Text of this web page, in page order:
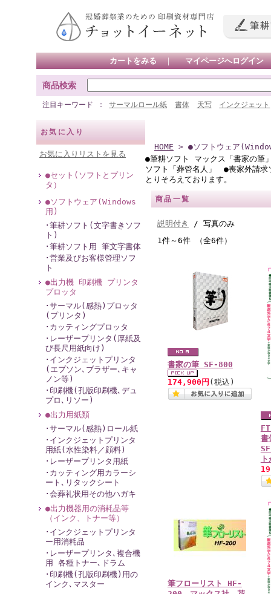
カートをみる ｜ マイページへログイン
商品検索
注目キーワード サーマルロール紙 書体 天写 インクジェット
お気に入り
お気に入りリストを見る
●セット(ソフトとプリン
タ）
●ソフトウェア(Windows
用)
･筆耕ソフト(文字書きソフ
ト)
･筆耕ソフト用 筆文字書体
･営業及びお客様管理ソフ
ト
●出力機 印刷機 プリンタ
プロッタ
･サーマル(感熱)プロッタ
(プリンタ)
･カッティングプロッタ
･レーザープリンタ(厚紙及
び長尺用紙向け)
･インクジェットプリンタ
(エプソン､ブラザー､キャ
ノン等)
･印刷機(孔版印刷機､デュ
プロ､リソー)
●出力用紙類
･サーマル(感熱)ロール紙
･インクジェットプリンタ
用紙(水性染料／顔料)
･レーザープリンタ用紙
･カッティング用カラーシ
ート､リタックシート
･会葬礼状用その他ハガキ
●出力機器用の消耗品等
（インク、トナー等）
･インクジェットプリンタ
ー用消耗品
･レーザープリンタ､複合機
用 各種トナー､ドラム
･印刷機(孔版印刷機)用の
インク､マスター
HOME > ●ソフトウェア
●筆耕ソフト マックス「書家の
ソフト「葬管名人」 ●喪家外請
とりそろえております。
商品一覧
説明付き
/ 写真のみ
1件～6件 （全6件）
書家の筆 SF-800
174,900円 (税込)
書
筆フローリスト HF-